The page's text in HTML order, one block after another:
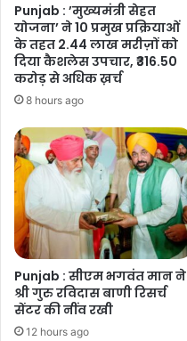
Punjab : ’मुख्यमंत्री सेहत
योजना’ ने 10 प्रमुख प्रक्रियाओं
के तहत 2.44 लाख मरीज़ों को
दिया कैशलेस उपचार, ₹316.50
करोड़ से अधिक ख़र्च
8 hours ago
Punjab : सीएम भगवंत मान ने
श्री गुरु रविदास बाणी रिसर्च
सेंटर की नींव रखी
12 hours ago